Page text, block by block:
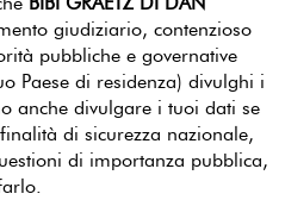
BIBI GRAETZ DI DAN
giudiziario, contenzioso
pubbliche e governative
Paese di residenza) divulghi i
anche divulgare i tuoi dati se
di sicurezza nazionale,
di importanza pubblica,